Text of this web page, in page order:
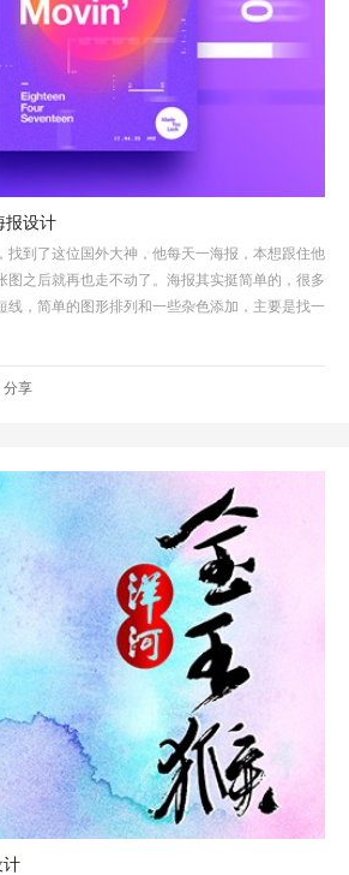
报设计
找到了这位国外大神，他每天一海报，本想跟住他
图之后就再也走不动了。海报其实挺简单的，很多
线，简单的图形排列和一些杂色添加，主要是找一
分享
计